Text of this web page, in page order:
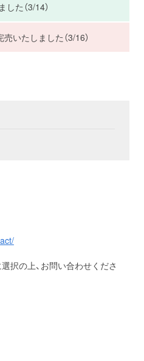
た（3/14）
いたしました（3/16）
択の上、お問い合わせくださ
特典